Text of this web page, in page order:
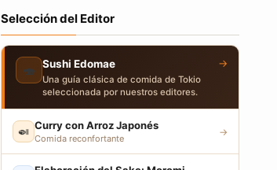
Selección del Editor
🍣 Sushi Edomae
Una guía clásica de comida de Tokio
seleccionada por nuestros editores.
→
🍛 Curry con Arroz Japonés
Comida reconfortante
→